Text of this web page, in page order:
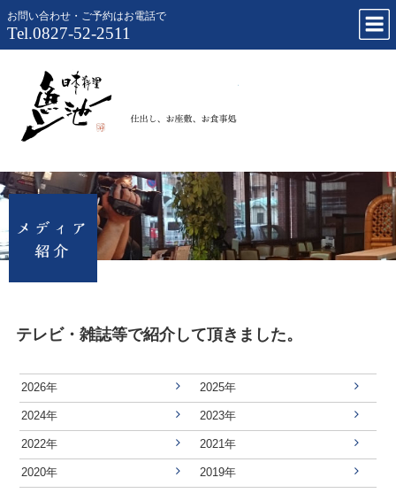
お問い合わせ・ご予約はお電話で
Tel.0827-52-2511
テレビ・雑誌等で紹介して頂きました。
2026年 2025年
2024年 2023年
2022年 2021年
2020年 2019年